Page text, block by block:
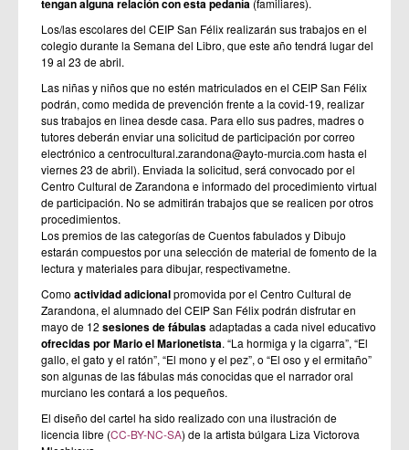
tengan alguna relación con esta pedanía
Los/las escolares del CEIP San Félix realizarán sus trabajos en el
colegio durante la Semana del Libro, que este año tendrá lugar del
19 al 23 de abril.
Las niñas y niños que no estén matriculados en el CEIP San Félix
podrán, como medida de prevención frente a la covid-19, realizar
sus trabajos en linea desde casa. Para ello sus padres, madres o
tutores deberán enviar una solicitud de participación por correo
electrónico a centrocultural.zarandona@ayto-murcia.com hasta el
viernes 23 de abril). Enviada la solicitud, será convocado por el
Centro Cultural de Zarandona e informado del procedimiento virtual
de participación. No se admitirán trabajos que se realicen por otros
procedimientos.
Los premios de las categorías de Cuentos fabulados y Dibujo
estarán compuestos por una selección de material de fomento de la
lectura y materiales para dibujar, respectivametne.
Como actividad adicionalpromovida por el Centro Cultural de
Zarandona, el alumnado del CEIP San Félix podrán disfrutar en
mayo de 12 sesiones de fábulasadaptadas a cada nivel educativo
ofrecidas por Mario el Marionetista. “La hormiga y la cigarra”, “El
gallo, el gato y el ratón”, “El mono y el pez”, o “El oso y el ermitaño”
son algunas de las fábulas más conocidas que el narrador oral
murciano les contará a los pequeños.
El diseño del cartel ha sido realizado con una ilustración de
licencia libre (CC-BY-NC-SA) de la artista búlgara Liza Victorova